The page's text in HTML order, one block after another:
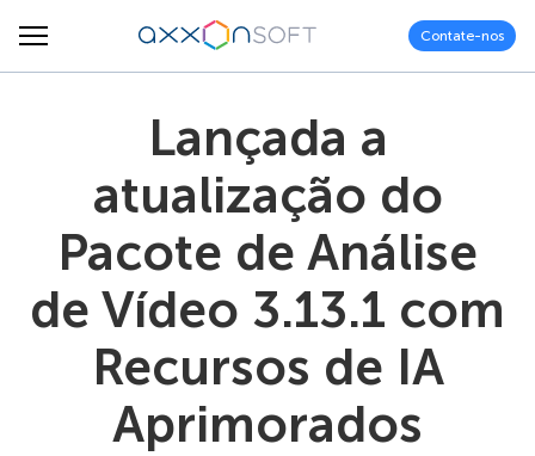
Contate-nos
Lançada a
atualização do
Pacote de Análise
de Vídeo 3.13.1 com
Recursos de IA
Aprimorados